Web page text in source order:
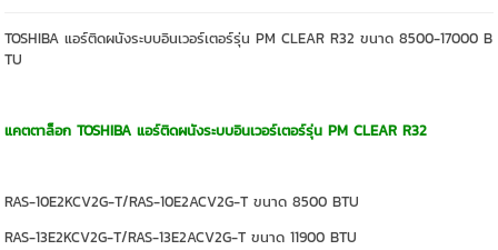
TOSHIBA แอร์ติดผนังระบบอินเวอร์เตอร์รุ่น PM CLEAR R32 ขนาด 8500-17000 B
TU
แคตตาล็อก TOSHIBA แอร์ติดผนังระบบอินเวอร์เตอร์รุ่น PM CLEAR R32
RAS-10E2KCV2G-T/RAS-10E2ACV2G-T ขนาด 8500 BTU
RAS-13E2KCV2G-T/RAS-13E2ACV2G-T ขนาด 11900 BTU